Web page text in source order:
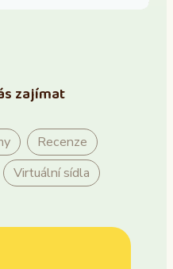
zajímat
Recenze
Virtuální sídla